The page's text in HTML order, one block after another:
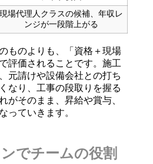
現場代理人クラスの候補、年収レ
ンジが一段階上がる
ものよりも、「資格＋現場
評価されることです。施工
元請けや設備会社との打ち
なり、工事の段取りを握る
がそのまま、昇給や賞与、
っていきます。
でチームの役割